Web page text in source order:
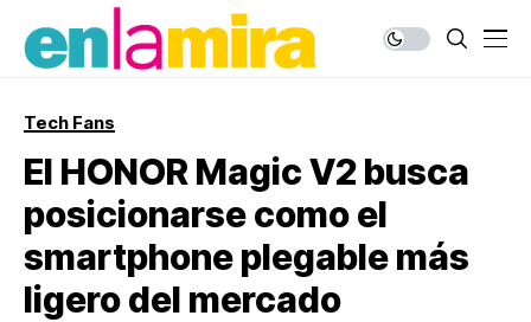
Tech Fans
El HONOR Magic V2 busca
posicionarse como el
smartphone plegable más
ligero del mercado